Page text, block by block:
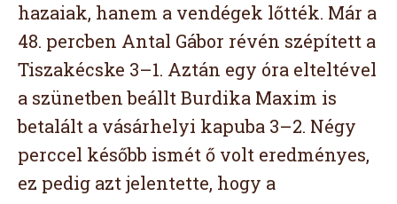
hazaiak, hanem a vendégek lőtték. Már a
48. percben Antal Gábor révén szépített a
Tiszakécske 3–1. Aztán egy óra elteltével
a szünetben beállt Burdika Maxim is
betalált a vásárhelyi kapuba 3–2. Négy
perccel később ismét ő volt eredményes,
ez pedig azt jelentette, hogy a